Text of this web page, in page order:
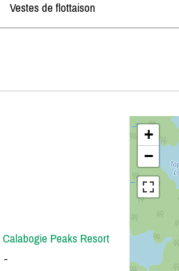
Vestes de flottaison
+
−
Calabogie Peaks Resort
-